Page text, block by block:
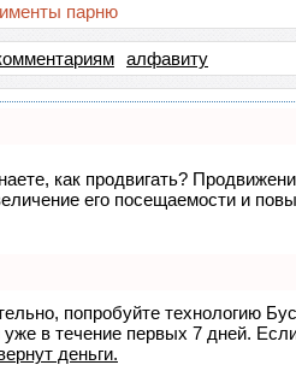
парню
алфавиту
как продвигать?
его посещаемости и
попробуйте технологию
в течение первых 7 дней.
деньги.